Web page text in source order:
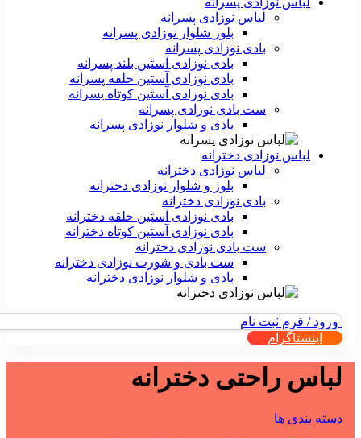
لباس نوزادی پسرانه
بلوز شلوار نوزادی پسرانه
بادی نوزادی پسرانه
بادی نوزادی آستین بلند پسرانه
بادی نوزادی آستین حلقه پسرانه
بادی نوزادی آستین کوتاه پسرانه
ست بادی نوزادی پسرانه
بادی و شلوار نوزادی پسرانه
لباس نوزادی دخترانه
لباس نوزادی دخترانه
بلوز و شلوار نوزادی دخترانه
بادی نوزادی دخترانه
بادی نوزادی آستین حلقه دخترانه
بادی نوزادی آستین کوتاه دخترانه
ست بادی نوزادی دخترانه
ست بادی و شورت نوزادی دخترانه
بادی و شلوار نوزادی دخترانه
ورود / فرم ثبت نام
اینستاگرام
لباس راحتی دخترانه
دسته بندی ها